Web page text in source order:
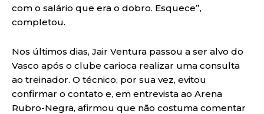
com o salário que era o dobro. Esquece”,
completou.
Nos últimos dias, Jair Ventura passou a ser alvo do
Vasco após o clube carioca realizar uma consulta
ao treinador. O técnico, por sua vez, evitou
confirmar o contato e, em entrevista ao Arena
Rubro-Negra, afirmou que não costuma comentar